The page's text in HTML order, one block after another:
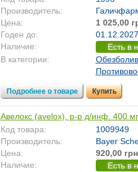
Производитель:
Цена:
1 025,00
Годен до:
01.12.2027
Наличие:
Есть в
В категории:
Подробнее о товаре Купить
Авелокс (avelox), р-р д/инф. 400
Код товара:
1009949
Производитель:
Bayer
Цена:
920,00 грн
Наличие:
Есть в